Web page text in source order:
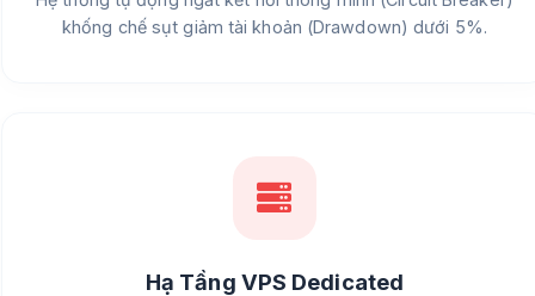
khống chế sụt giảm tài khoản (Drawdown) dưới 5%.
Hạ Tầng VPS Dedicated